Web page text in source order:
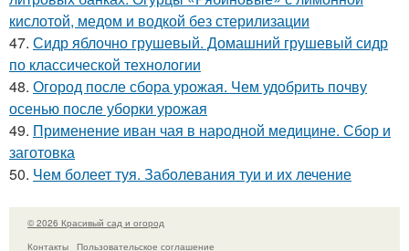
кислотой, медом и водкой без стерилизации
47. Сидр яблочно грушевый. Домашний грушевый сидр
по классической технологии
48. Огород после сбора урожая. Чем удобрить почву
осенью после уборки урожая
49. Применение иван чая в народной медицине. Сбор и
заготовка
50. Чем болеет туя. Заболевания туи и их лечение
© 2026 Красивый сад и огород
Контакты
Пользовательское соглашение